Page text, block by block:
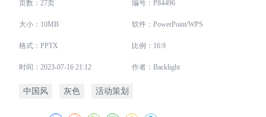
页数：27页 编号：P84496
大小：10MB 软件：PowerPoint/WPS
格式：PPTX 比例：16:9
时间：2023-07-16 21:12 作者：Backlight
中国风 灰色 活动策划